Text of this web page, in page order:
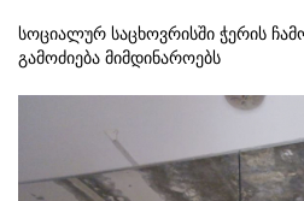
სოციალურ საცხოვრისში ჭერის
გამოძიება მიმდინაროებს